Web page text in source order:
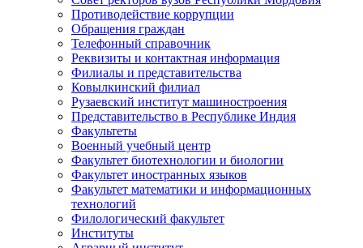
Противодействие коррупции
Обращения граждан
Телефонный справочник
Реквизиты и контактная информация
Филиалы и представительства
Ковылкинский филиал
Рузаевский институт машиностроения
Представительство в Республике Индия
Факультеты
Военный учебный центр
Факультет биотехнологии и биологии
Факультет иностранных языков
Факультет математики и информационных
технологий
Филологический факультет
Институты